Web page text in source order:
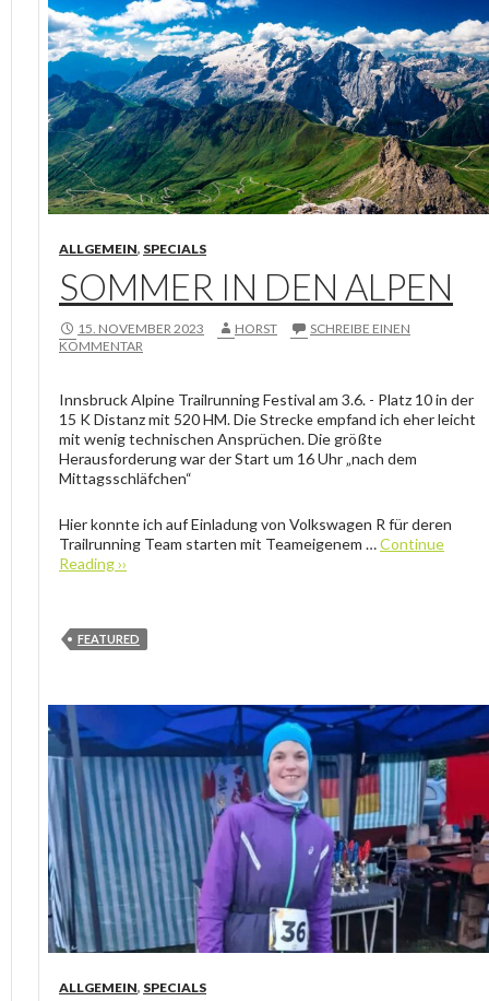
ALLGEMEIN, SPECIALS
SOMMER IN DEN ALPEN
15. NOVEMBER 2023 HORST
SCHREIBE EINEN
KOMMENTAR
Innsbruck Alpine Trailrunning Festival am 3.6. - Platz 10 in der
15 K Distanz mit 520 HM. Die Strecke empfand ich eher leicht
mit wenig technischen Ansprüchen. Die größte
Herausforderung war der Start um 16 Uhr „nach dem
Mittagsschläfchen“
Hier konnte ich auf Einladung von Volkswagen R für deren
Trailrunning Team starten mit Teameigenem …Continue
Reading ››
FEATURED
ALLGEMEIN, SPECIALS